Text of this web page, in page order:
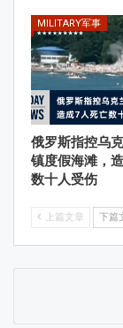
MILITARY军事
俄罗斯指控乌
镇度假海滩，
数十人受伤
上篇文章 下篇